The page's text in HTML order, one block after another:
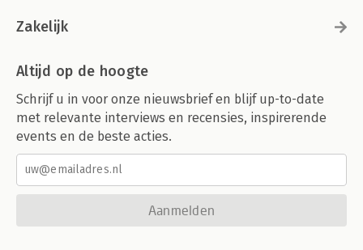
Zakelijk
Altijd op de hoogte
Schrijf u in voor onze nieuwsbrief en blijf up-to-date
met relevante interviews en recensies, inspirerende
events en de beste acties.
Aanmelden